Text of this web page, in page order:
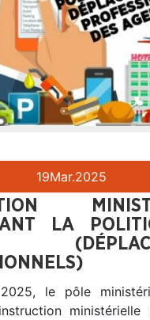
19Mar.2025
LA
le pôle
ministérielle